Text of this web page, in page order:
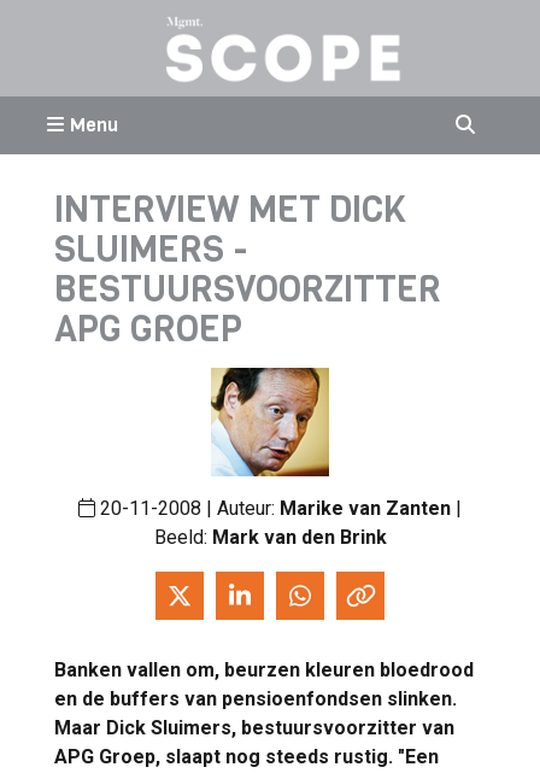
Menu
INTERVIEW MET DICK
SLUIMERS -
BESTUURSVOORZITTER
APG GROEP
20-11-2008 | Auteur: Marike van Zanten |
Beeld: Mark van den Brink
Banken vallen om, beurzen kleuren bloedrood
en de buffers van pensioenfondsen slinken.
Maar Dick Sluimers, bestuursvoorzitter van
APG Groep, slaapt nog steeds rustig. "Een